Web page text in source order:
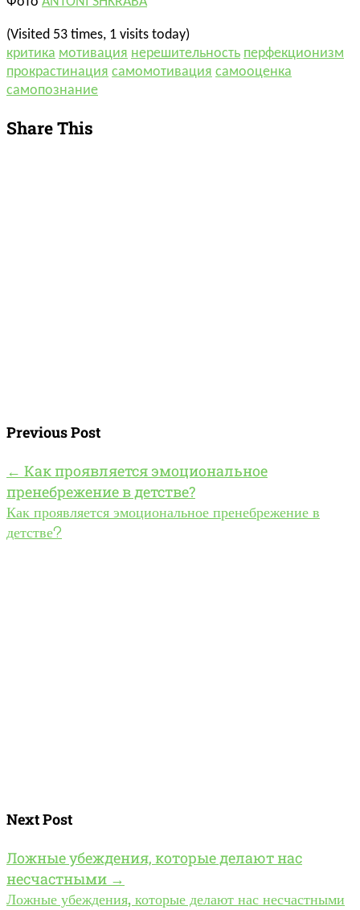
(Visited 53 times, 1 visits today)
критика мотивация нерешительность перфекционизм
прокрастинация самомотивация самооценка
самопознание
Share This
Previous Post
← Как проявляется эмоциональное
пренебрежение в детстве?
Как проявляется эмоциональное пренебрежение в
детстве?
Next Post
Ложные убеждения, которые делают нас
несчастными →
Ложные убеждения, которые делают нас несчастными